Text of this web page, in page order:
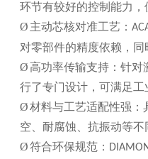
环节有较好的控制能力
Ø 主动芯核对准工艺：
对零部件的精度依赖，
Ø高功率传输支持：针对
行了专门设计，可满足
Ø材料与工艺适配性强：
空、耐腐蚀、抗振动等
Ø符合环保规范：